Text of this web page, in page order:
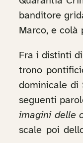
banditore
Marco, e colà
Fra i distinti
trono
dominicale di
seguenti
imagini delle
scale poi